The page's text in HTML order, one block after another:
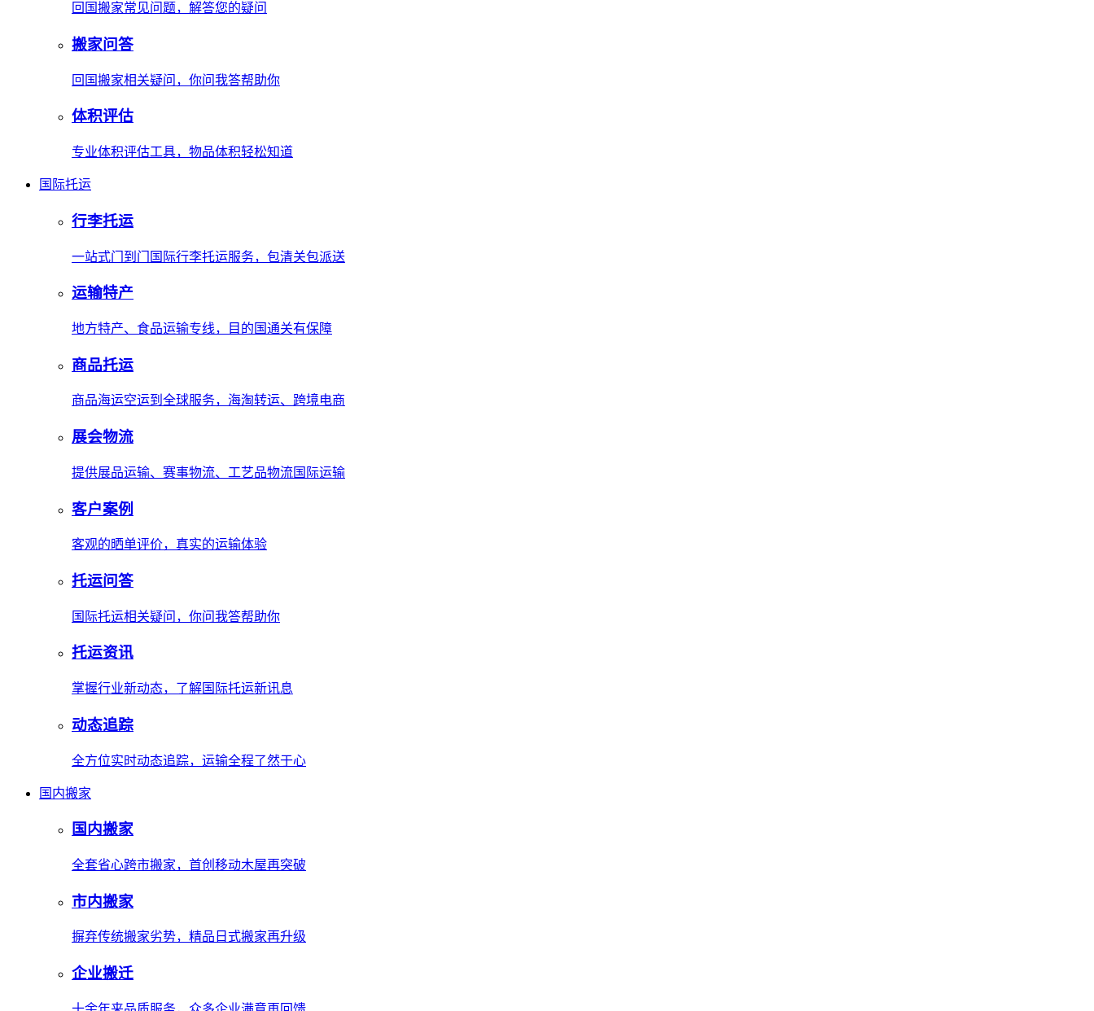
回国搬家常见问题，解答您的疑问
搬家问答
回国搬家相关疑问，你问我答帮助你
体积评估
专业体积评估工具，物品体积轻松知道
国际托运
行李托运
一站式门到门国际行李托运服务，包清关包派送
运输特产
地方特产、食品运输专线，目的国通关有保障
商品托运
商品海运空运到全球服务，海淘转运、跨境电商
展会物流
提供展品运输、赛事物流、工艺品物流国际运输
客户案例
客观的晒单评价，真实的运输体验
托运问答
国际托运相关疑问，你问我答帮助你
托运资讯
掌握行业新动态，了解国际托运新讯息
动态追踪
全方位实时动态追踪，运输全程了然于心
国内搬家
国内搬家
全套省心跨市搬家，首创移动木屋再突破
市内搬家
摒弃传统搬家劣势，精品日式搬家再升级
企业搬迁